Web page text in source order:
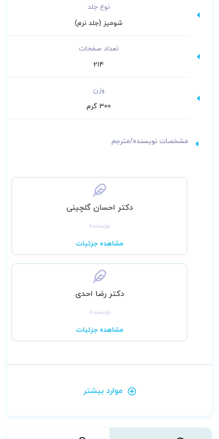
نوع جلد
شومیز (جلد نرم)
تعداد صفحات
214
وزن
300 گرم
مشخصات نویسنده/مترجم
دکتر احسان گلچینی
نویسنده
مشاهده جزئیات
دکتر رضا احدی
نویسنده
مشاهده جزئیات
موارد بیشتر